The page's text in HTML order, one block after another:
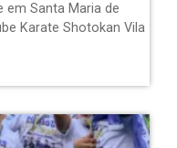
em Santa Maria de
Karate Shotokan Vila